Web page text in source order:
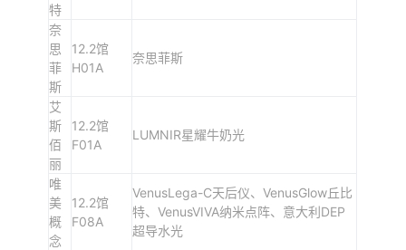
特
奈
思
菲
斯
12.2馆
H01A
奈思菲斯
艾
斯
佰
丽
12.2馆
F01A
LUMNIR星耀牛奶光
唯
美
概
念
12.2馆
F08A
VenusLega-C天后仪、VenusGlow丘比
特、VenusVIVA纳米点阵、意大利DEP
超导水光